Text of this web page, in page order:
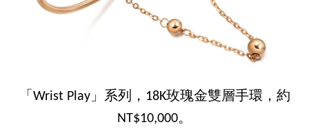
「Wrist Play」系列，18K玫瑰金雙層手環，約
NT$10,000。